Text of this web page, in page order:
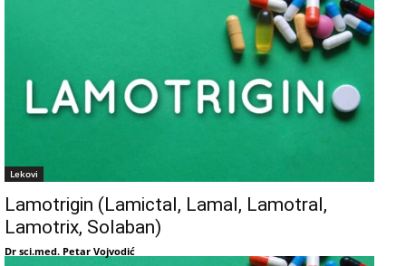
Lekovi
Lamotrigin (Lamictal, Lamal, Lamotral,
Lamotrix, Solaban)
Dr sci.med. Petar Vojvodić